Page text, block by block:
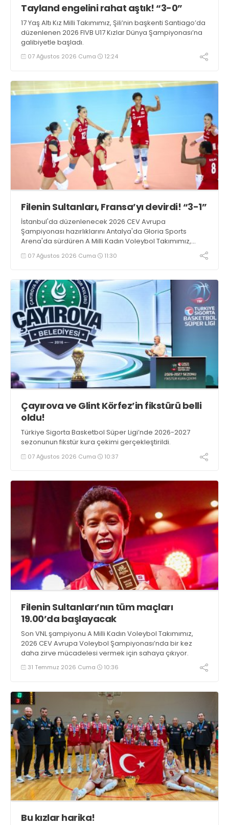
Tayland engelini rahat aştık! “3-0”
17 Yaş Altı Kız Milli Takımımız, Şili’nin başkenti Santiago’da
düzenlenen 2026 FIVB U17 Kızlar Dünya Şampiyonası’na
galibiyetle başladı.
07 Ağustos 2026 Cuma 12:24
Filenin Sultanları, Fransa’yı devirdi! “3-1”
İstanbul'da düzenlenecek 2026 CEV Avrupa
Şampiyonası hazırlıklarını Antalya'da Gloria Sports
Arena'da sürdüren A Milli Kadın Voleybol Takımımız,
Fransa ile oynadığı hazırlık maçından 3-1 galip ayrıldı.
07 Ağustos 2026 Cuma 11:30
Çayırova ve Glint Körfez’in fikstürü belli
oldu!
Türkiye Sigorta Basketbol Süper Ligi’nde 2026-2027
sezonunun fikstür kura çekimi gerçekleştirildi.
07 Ağustos 2026 Cuma 10:37
Filenin Sultanları’nın tüm maçları
19.00’da başlayacak
Son VNL şampiyonu A Milli Kadın Voleybol Takımımız,
2026 CEV Avrupa Voleybol Şampiyonası’nda bir kez
daha zirve mücadelesi vermek için sahaya çıkıyor.
31 Temmuz 2026 Cuma 10:36
Bu kızlar harika!